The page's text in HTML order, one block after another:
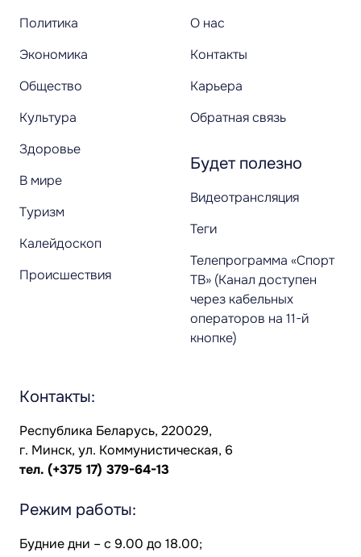
Политика
Экономика
Общество
Культура
Здоровье
В мире
Туризм
Калейдоскоп
Происшествия
О нас
Контакты
Карьера
Обратная связь
Будет полезно
Видеотрансляция
Теги
Телепрограмма «Спорт
ТВ» (Канал доступен
через кабельных
операторов на 11-й
кнопке)
Контакты:
Республика Беларусь, 220029,
г. Минск, ул. Коммунистическая, 6
тел. (+375 17) 379-64-13
Режим работы:
Будние дни – с 9.00 до 18.00;